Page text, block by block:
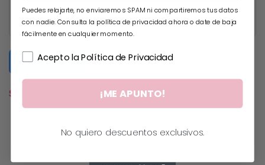
Submit Form
SIN EXISTENCIAS
Puedes relajarte, no enviaremos SPAM ni compartiremos tus datos
con nadie. Consulta la política de privacidad ahora o date de baja
fácilmente en cualquier momento.
Acepto la Política de Privacidad
¡ME APUNTO!
No quiero descuentos exclusivos.